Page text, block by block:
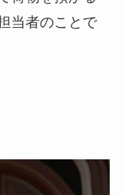
当者のことで